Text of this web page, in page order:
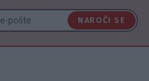
NAROČI SE